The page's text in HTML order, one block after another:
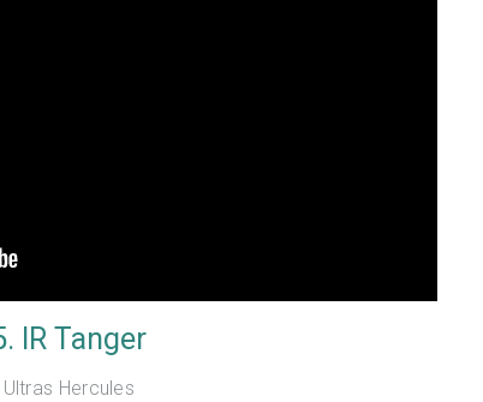
IR Tanger
Ultras Hercules